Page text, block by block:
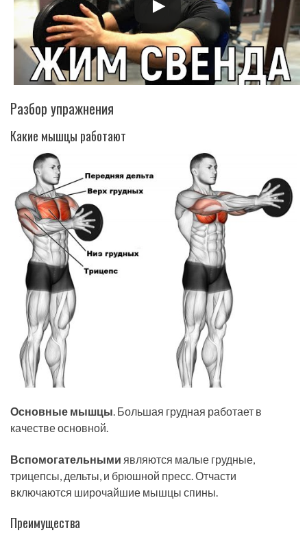
Разбор упражнения
Какие мышцы работают
Основные мышцы . Большая грудная работает в
качестве основной.
Вспомогательными являются малые грудные,
трицепсы, дельты, и брюшной пресс. Отчасти
включаются широчайшие мышцы спины.
Преимущества